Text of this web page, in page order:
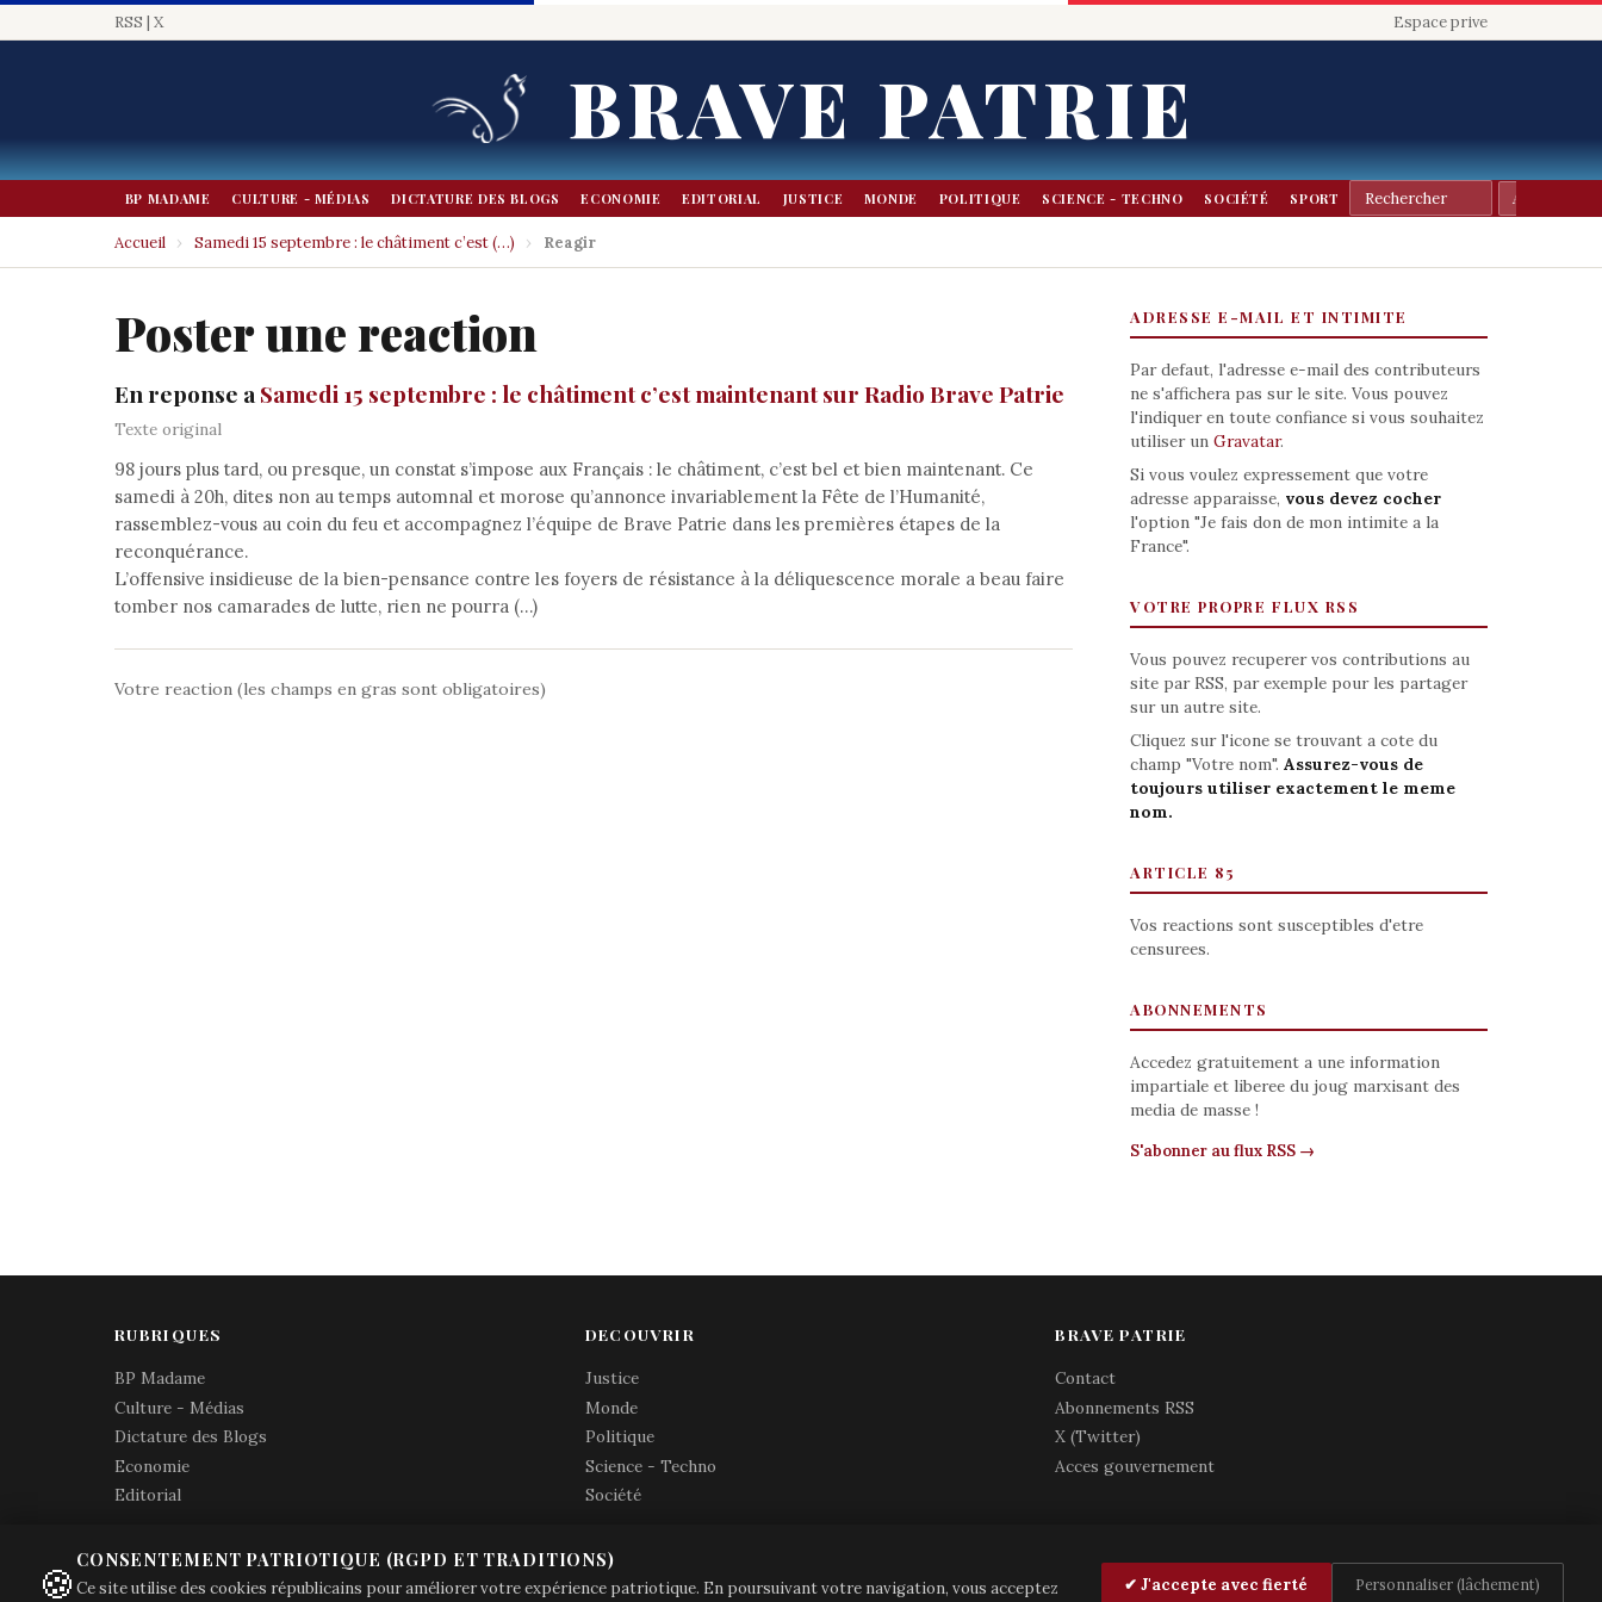
RSS | X Espace prive
BRAVE PATRIE
BP MADAME CULTURE - MÉDIAS DICTATURE DES BLOGS ECONOMIE EDITORIAL JUSTICE MONDE POLITIQUE SCIENCE - TECHNO SOCIÉTÉ SPORT
Accueil › Samedi 15 septembre : le châtiment c’est (…) › Reagir
Poster une reaction
En reponse aSamedi 15 septembre : le châtiment c’est maintenant sur Radio Brave Patrie
Texte original
98 jours plus tard, ou presque, un constat s’impose aux Français : le châtiment, c’est bel et bien maintenant. Ce
samedi à 20h, dites non au temps automnal et morose qu’annonce invariablement la Fête de l’Humanité,
rassemblez-vous au coin du feu et accompagnez l’équipe de Brave Patrie dans les premières étapes de la
reconquérance.
L’offensive insidieuse de la bien-pensance contre les foyers de résistance à la déliquescence morale a beau faire
tomber nos camarades de lutte, rien ne pourra (…)
Votre reaction (les champs en gras sont obligatoires)
ADRESSE E-MAIL ET INTIMITE
Par defaut, l'adresse e-mail des contributeurs
ne s'affichera pas sur le site. Vous pouvez
l'indiquer en toute confiance si vous souhaitez
utiliser un Gravatar.
Si vous voulez expressement que votre
adresse apparaisse, vous devez cocher
l'option "Je fais don de mon intimite a la
France".
VOTRE PROPRE FLUX RSS
Vous pouvez recuperer vos contributions au
site par RSS, par exemple pour les partager
sur un autre site.
Cliquez sur l'icone se trouvant a cote du
champ "Votre nom". Assurez-vous de
toujours utiliser exactement le meme
nom.
ARTICLE 85
Vos reactions sont susceptibles d'etre
censurees.
ABONNEMENTS
Accedez gratuitement a une information
impartiale et liberee du joug marxisant des
media de masse !
S'abonner au flux RSS →
RUBRIQUES
BP Madame
Culture - Médias
Dictature des Blogs
Economie
Editorial
DECOUVRIR
Justice
Monde
Politique
Science - Techno
Société
BRAVE PATRIE
Contact
Abonnements RSS
X (Twitter)
Acces gouvernement
© Brave Patrie + friends—
🍪
CONSENTEMENT PATRIOTIQUE (RGPD ET TRADITIONS)
Ce site utilise des cookies républicains pour améliorer votre expérience patriotique. En poursuivant votre navigation, vous acceptez
✔ J'accepte avec fierté Personnaliser (lâchement)